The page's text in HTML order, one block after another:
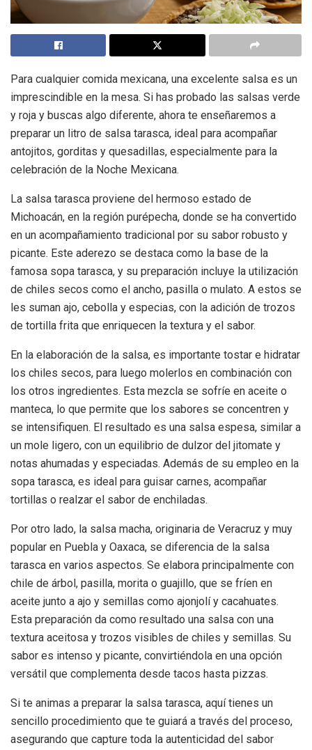
Para cualquier comida mexicana, una excelente salsa es un
imprescindible en la mesa. Si has probado las salsas verde
y roja y buscas algo diferente, ahora te enseñaremos a
preparar un litro de salsa tarasca, ideal para acompañar
antojitos, gorditas y quesadillas, especialmente para la
celebración de la Noche Mexicana.
La salsa tarasca proviene del hermoso estado de
Michoacán, en la región purépecha, donde se ha convertido
en un acompañamiento tradicional por su sabor robusto y
picante. Este aderezo se destaca como la base de la
famosa sopa tarasca, y su preparación incluye la utilización
de chiles secos como el ancho, pasilla o mulato. A estos se
les suman ajo, cebolla y especias, con la adición de trozos
de tortilla frita que enriquecen la textura y el sabor.
En la elaboración de la salsa, es importante tostar e hidratar
los chiles secos, para luego molerlos en combinación con
los otros ingredientes. Esta mezcla se sofríe en aceite o
manteca, lo que permite que los sabores se concentren y
se intensifiquen. El resultado es una salsa espesa, similar a
un mole ligero, con un equilibrio de dulzor del jitomate y
notas ahumadas y especiadas. Además de su empleo en la
sopa tarasca, es ideal para guisar carnes, acompañar
tortillas o realzar el sabor de enchiladas.
Por otro lado, la salsa macha, originaria de Veracruz y muy
popular en Puebla y Oaxaca, se diferencia de la salsa
tarasca en varios aspectos. Se elabora principalmente con
chile de árbol, pasilla, morita o guajillo, que se fríen en
aceite junto a ajo y semillas como ajonjolí y cacahuates.
Esta preparación da como resultado una salsa con una
textura aceitosa y trozos visibles de chiles y semillas. Su
sabor es intenso y picante, convirtiéndola en una opción
versátil que complementa desde tacos hasta pizzas.
Si te animas a preparar la salsa tarasca, aquí tienes un
sencillo procedimiento que te guiará a través del proceso,
asegurando que capture toda la autenticidad del sabor